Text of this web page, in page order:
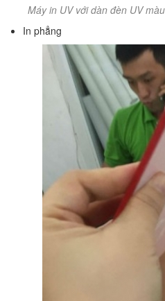
Máy in UV với dàn đèn UV
In phẳng